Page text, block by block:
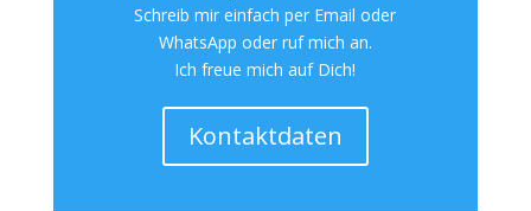
Schreib mir einfach per Email oder
WhatsApp oder ruf mich an.
Ich freue mich auf Dich!
Kontaktdaten